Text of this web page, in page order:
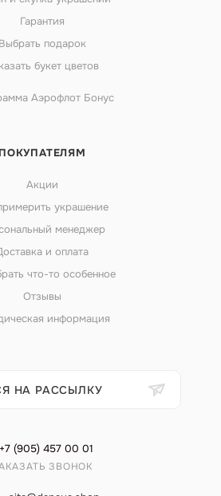
Гарантия
Выбрать подарок
букет цветов
Аэрофлот Бонус
ПОКУПАТЕЛЯМ
Акции
украшение
менеджер
и оплата
что-то особенное
Отзывы
информация
НА РАССЫЛКУ
+7 (905) 457 00 01
ЗВОНОК